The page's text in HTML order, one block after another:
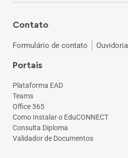
Contato
Formulário de contato Ouvidoria
Portais
Plataforma EAD
Teams
Office 365
Como Instalar o EduCONNECT
Consulta Diploma
Validador de Documentos